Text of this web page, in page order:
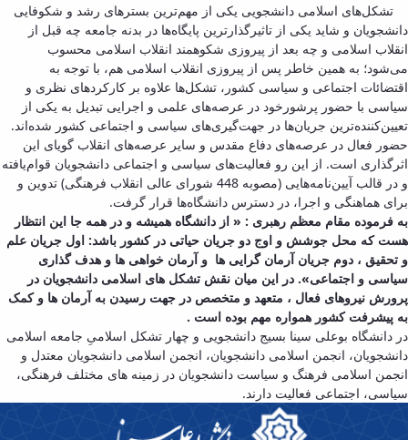
Contact
the
Vice-
Chancellery
Organizational
structure
Director
of
Cultural
and
Planning
Director
of
Cultural
and
Support
Services
تشکل‌های اسلامی دانشجویی یکی از مهم‌ترین بسترهای رشد و شکوفایی
دانشجویان و شاید یکی از تاثیرگذارترین پایگاه‌ها در بدنه جامعه چه قبل از
انقلاب اسلامی و چه بعد از پیروزی شکوهمند انقلاب اسلامی محسوب
می‌شود؛ به همین خاطر پس از پیروزی انقلاب اسلامی هم، با توجه به
اقتضائات اجتماعی و سیاسی کشور، تشکل‌ها علاوه بر کارکردهای نظری و
سیاسی با حضور پرشورخود در عرصه‌های علمی و اجرایی تبدیل به یکی از
تعیین‌کننده‌ترین جریان‌ها در جهت‌گیری‌های سیاسی و اجتماعی کشور شده‌اند.
حضور فعال در عرصه‌های دفاع مقدس و سایر عرصه‌های انقلاب گویای این
اثرگذاری است. از این رو فعالیت‌های سیاسی و اجتماعی دانشجویان قوام‌یافته
و در قالب آیین‌نامه‌هایی (مصوبه 448 شورای عالی انقلاب فرهنگی) تدوین و
برای هماهنگی و اجرا، در دسترس دانشگاه‌ها قرار گرفت.
به فرموده مقام معظم رهبری : « از دانشگاه همیشه و در همه جا این انتظار
هست که محل جوشش و اوج دو جریان حیاتی در کشور باشد: اول جریان علم
و تحقیق ، دوم جریان آرمان گرایی ها و آرمان خواهی ها و هدف گذاری
سیاسی و اجتماعی». در این میان نقش تشکل های اسلامی دانشجویان در
پرورش نیروهای فعال ، متعهد و متخصص در جهت رسیدن به آرمان ها و کمک
به پیشرفت کشور همواره مهم بوده است .
در دانشگاه بوعلی سینا بسیج دانشجویی و چهار تشکل اسلامیِ جامعه اسلامی
دانشجویان، انجمن اسلامی دانشجویان، انجمن اسلامی دانشجویان معتدل و
انجمن اسلامی فرهنگ و سیاست دانشجویان در زمینه های مختلف فرهنگی،
سیاسی، اجتماعی فعالیت دارند.